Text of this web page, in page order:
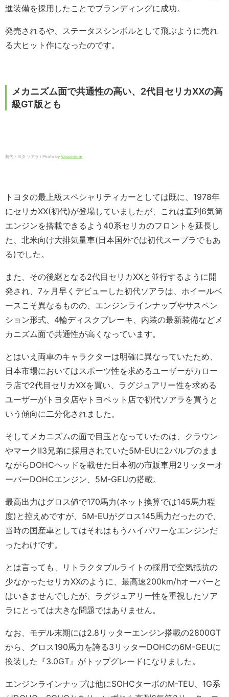
進装備を採用したことでブランディングに成功。
発売されるや、ステータスシンボルとして飛ぶように売れ
る大ヒット作になったのです。
メカニズム面で共通性の高い、2代目セリカXXの高
級GT版とも
初代トヨタ ソアラ / Photo by Vasconium
トヨタの最上級スペシャリティカーとしては既に、1978年
にセリカXX(初代)が登場していましたが、これは直列6気筒
エンジンを搭載できるよう40系セリカのフロントを延長し
た、北米向け大排気量車(日本国外では初代スープラでもあ
る)でした。
また、その後継となる2代目セリカXXと並行するように開
発され、7ヶ月早くデビューした初代ソアラは、ホイールベ
ースこそ異なるものの、エンジンラインナップやサスペン
ション形式、4輪ディスクブレーキ、内装の最新装備などメ
カニズム面で共通性が高くなっています。
とはいえ両車のキャラクターは明確に異なっていたため、
日本市場においてはスポーツ性を求めるユーザーがカロー
ラ店で2代目セリカXXを買い、ラグジュアリー性を求める
ユーザーがトヨタ店やトヨペット店で初代ソアラを買うと
いう傾向に二分化されました。
そしてメカニズムの面で目玉となっていたのは、クラウン
やマークII3兄弟に採用されていた5M-EUに2バルブのまま
ながらDOHCヘッドを載せた日本初の市販車用2リッターオ
ーバーDOHCエンジン、5M-GEUの搭載。
最高出力はグロス値で170馬力(ネット換算では145馬力程
度)と控えめですが、5M-EUがグロス145馬力だったので、
当時の国産車としてはそれはもうハイパワーなエンジンだ
ったわけです。
とは言っても、リトラクタブルライトの採用で空気抵抗の
少なかったセリカXXのように、最高速200km/hオーバーと
はいきませんでしたが、ラグジュアリー性を重視したソア
ラにとっては大きな問題ではありません。
なお、モデル末期には2.8リッターエンジン搭載の2800GT
から、グロス190馬力を誇る3リッターDOHCの6M-GEUに
換装した『3.0GT』がトップグレードになりました。
エンジンラインナップは他にSOHCターボのM-TEU、1G系